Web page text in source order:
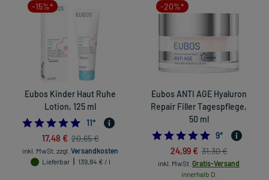
-15%*
Eubos Kinder Haut Ruhe
Lotion, 125 ml
5.0
11*
17,48 € 20,65 €
inkl. MwSt. zzgl. Versandkosten
Lieferbar
139,84 € / l
-20%*
Eubos ANTI AGE Hyaluron
Repair Filler Tagespflege,
50 ml
5.0
9*
24,99 € 31,30 €
inkl. MwSt. Gratis-Versand
innerhalb D.